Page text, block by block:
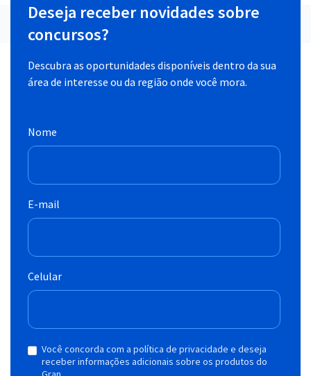
Deseja receber novidades sobre
concursos?
Descubra as oportunidades disponíveis dentro da sua
área de interesse ou da região onde você mora.
Nome
E-mail
Celular
Você concorda com a política de privacidade e deseja
receber informações adicionais sobre os produtos do